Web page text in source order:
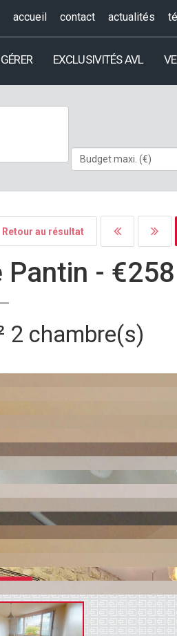
accueil contact actualités
EXCLUSIVITÉS AVL
Retour au résultat
-
2 chambre(s)